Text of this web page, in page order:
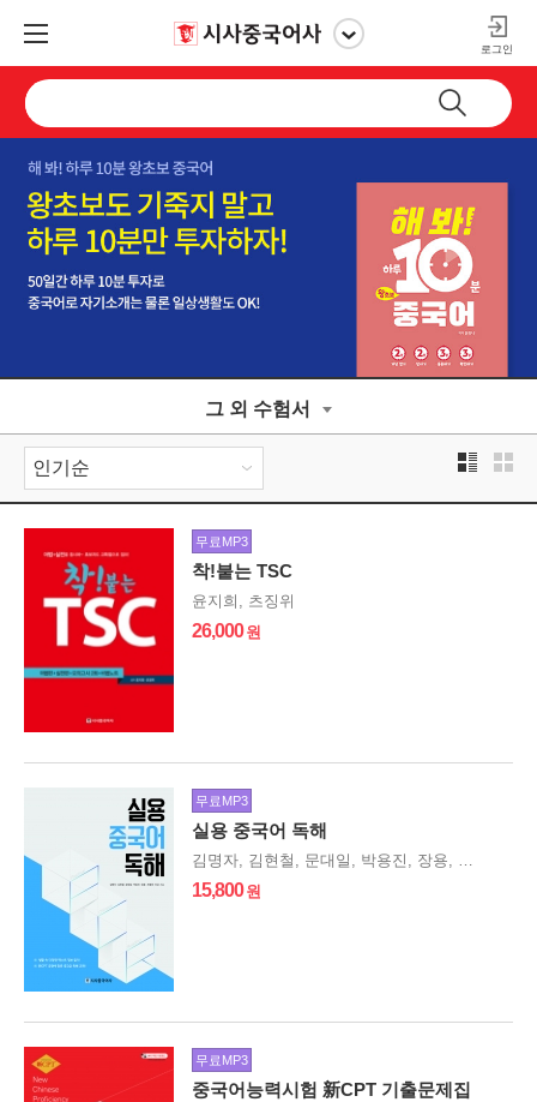
로그인
그 외 수험서
무료MP3
착!붙는 TSC
윤지희, 츠징위
26,000
무료MP3
실용 중국어 독해
김명자, 김현철, 문대일, 박용진, 장용, 조혜영, 진남
15,800
무료MP3
중국어능력시험 新CPT 기출문제집